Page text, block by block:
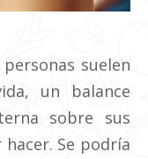
suelen
un balance
sobre sus
Se podría